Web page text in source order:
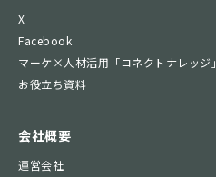
X
Facebook
マーケ×人材活用「コネクトナレッジ」
お役立ち資料
会社概要
運営会社